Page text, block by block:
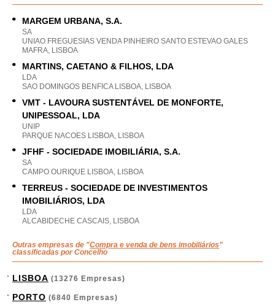
MARGEM URBANA, S.A.
SA
UNIAO FREGUESIAS VENDA PINHEIRO SANTO ESTEVAO GALES
MAFRA, LISBOA
MARTINS, CAETANO & FILHOS, LDA
LDA
SAO DOMINGOS BENFICA LISBOA, LISBOA
VMT - LAVOURA SUSTENTÁVEL DE MONFORTE,
UNIPESSOAL, LDA
UNIP
PARQUE NACOES LISBOA, LISBOA
JFHF - SOCIEDADE IMOBILIÁRIA, S.A.
SA
CAMPO OURIQUE LISBOA, LISBOA
TERREUS - SOCIEDADE DE INVESTIMENTOS
IMOBILIÁRIOS, LDA
LDA
ALCABIDECHE CASCAIS, LISBOA
Outras empresas de "Compra e venda de bens imobiliários"
classificadas por Concelho
LISBOA (13276 Empresas)
PORTO (6840 Empresas)